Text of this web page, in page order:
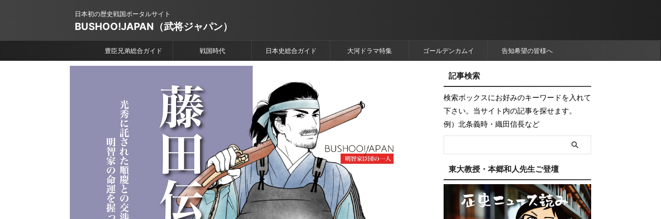
日本初の歴史戦国ポータルサイト
BUSHOO!JAPAN（武将ジャパン）
豊臣兄弟総合ガイド 戦国時代 日本史総合ガイド 大河ドラマ特集 ゴールデンカムイ 告知希望の皆様へ
記事検索
検索ボックスにお好みのキーワードを入れて
下さい。当サイト内の記事を探せます。
例）北条義時・織田信長など
東大教授・本郷和人先生ご登壇